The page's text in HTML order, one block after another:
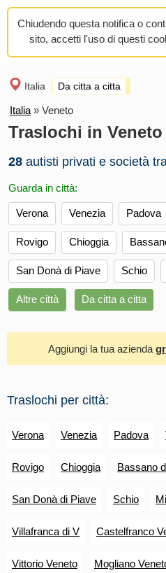
Chiudendo questa notifica o
sito, accetti l'uso di questi
Italia Da citta a citta
Italia » Veneto
Traslochi in Veneto
28 autisti privati e società
Guarda in città:
Verona Venezia Padova
Rovigo Chioggia
San Donà di Piave Schio
Altre città Da citta a citta
Aggiungi la tua azienda
Traslochi per città:
Verona Venezia Padova
Rovigo Chioggia Bassano
San Donà di Piave Schio
Villafranca di V Castelfranco
Vittorio Veneto Mogliano